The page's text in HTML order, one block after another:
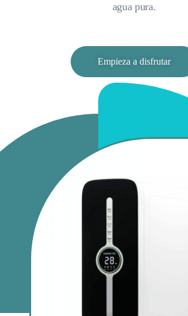
agua pura.
Empieza a disfrutar